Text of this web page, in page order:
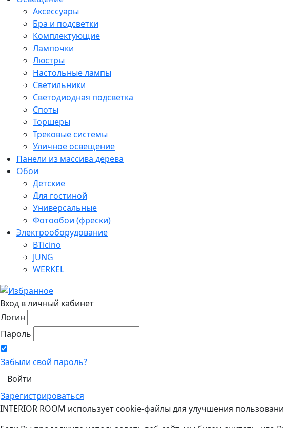
Аксессуары
Бра и подсветки
Комплектующие
Лампочки
Люстры
Настольные лампы
Светильники
Светодиодная подсветка
Споты
Торшеры
Трековые системы
Уличное освещение
Панели из массива дерева
Обои
Детские
Для гостиной
Универсальные
Фотообои (фрески)
Электрооборудование
BTicino
JUNG
WERKEL
Вход в личный кабинет
Логин
Пароль
Забыли свой пароль?
Зарегистрироваться
INTERIOR ROOM использует cookie-файлы для улучшения